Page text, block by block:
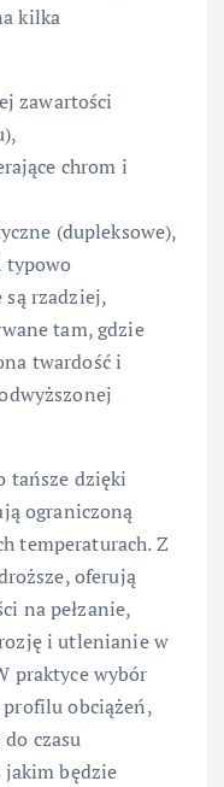
kilka
zawartości
chrom i
(dupleksowe),
typowo
są rzadziej,
tam, gdzie
twardość i
tańsze dzięki
ograniczoną
temperaturach. Z
oferują
na pełzanie,
i utlenianie w
praktyce wybór
obciążeń,
czasu
jakim będzie